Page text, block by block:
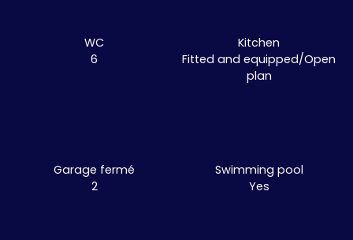
WC
6
Kitchen
Fitted and equipped/Open
plan
Garage fermé
2
Swimming pool
Yes